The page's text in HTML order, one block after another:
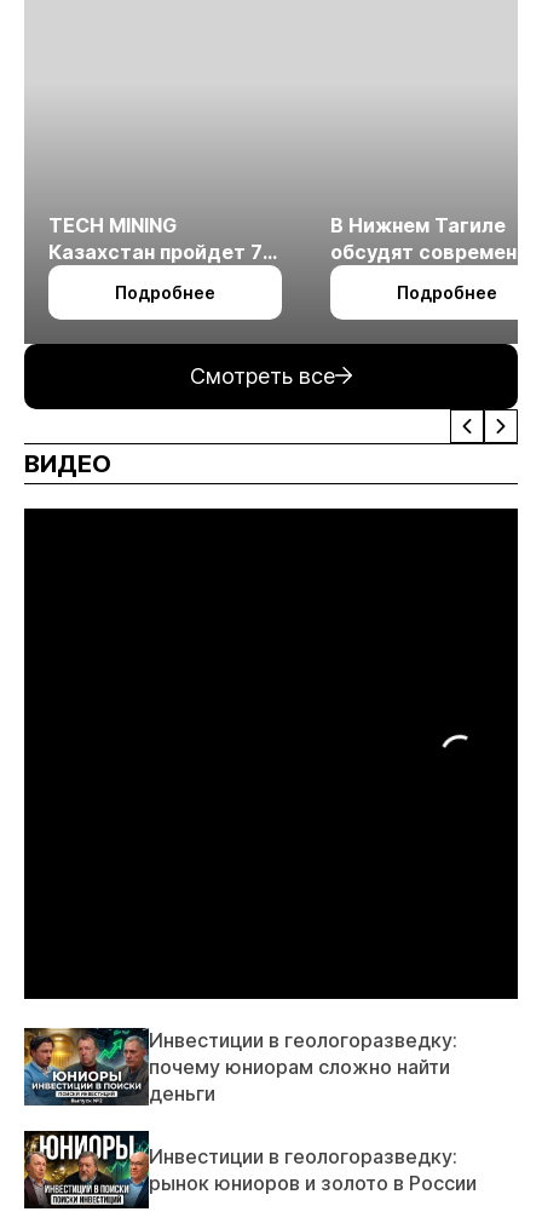
TECH MINING
Казахстан пройдет 7
октября в Алматы
Подробнее
В Нижнем Тагиле
обсудят
технологии
измельчения
Подробнее
Смотреть все
ВИДЕО
Инвестиции в геологоразведку:
почему юниорам сложно найти
деньги
Инвестиции в геологоразведку:
рынок юниоров и золото в России